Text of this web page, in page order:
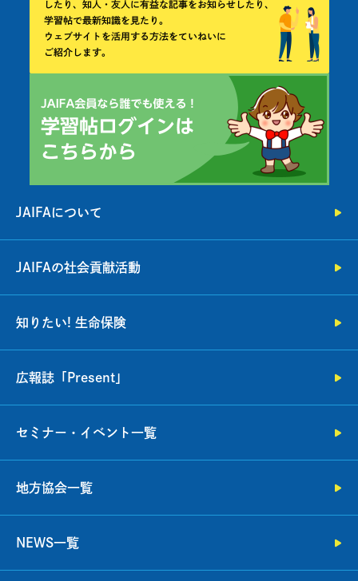
JAIFAについて
JAIFAの社会貢献活動
知りたい! 生命保険
広報誌「Present」
セミナー・イベント一覧
地方協会一覧
NEWS一覧